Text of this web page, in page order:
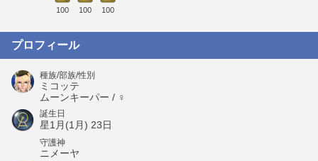
100 100 100
プロフィール
種族/部族/性別
ミコッテ
ムーンキーパー / ♀
誕生日
星1月(1月) 23日
守護神
ニメーヤ